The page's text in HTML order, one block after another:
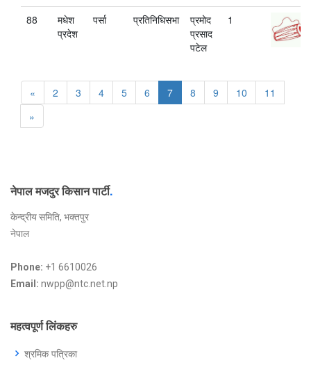
88
मधेश
प्रदेश
पर्सा प्रतिनिधिसभा
प्रमोद
प्रसाद
पटेल
1
« 2 3 4 5 6 7 8 9 10
11
»
नेपाल मजदुर किसान पार्टी.
केन्द्रीय समिति, भक्तपुर
नेपाल
Phone: +1 6610026
Email: nwpp@ntc.net.np
महत्वपूर्ण लिंकहरु
श्रमिक पत्रिका